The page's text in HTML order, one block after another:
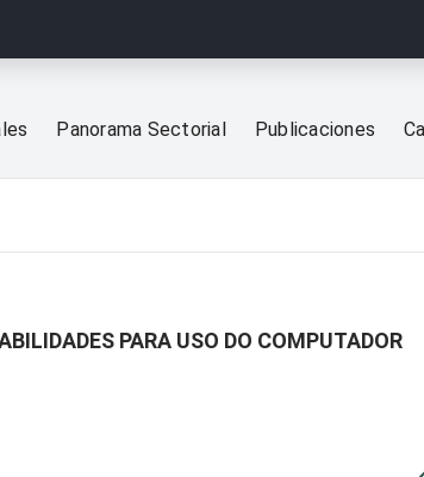
Panorama Sectorial Publicaciones
PARA USO DO COMPUTADOR